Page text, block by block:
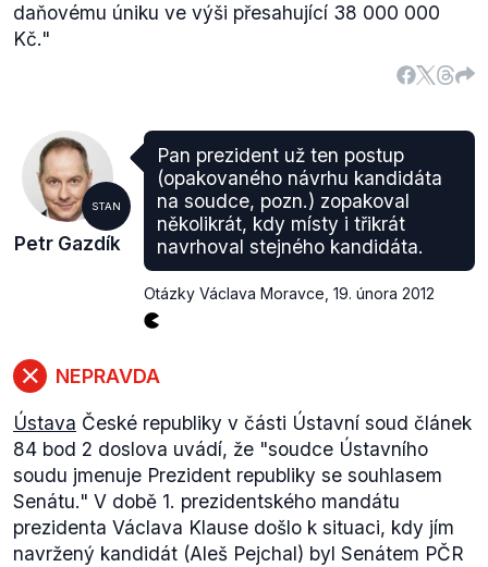
daňovému úniku ve výši přesahující 38 000 000
Kč."
STAN
Petr Gazdík
Pan prezident už ten postup
(opakovaného návrhu kandidáta
na soudce, pozn.) zopakoval
několikrát, kdy místy i třikrát
navrhoval stejného kandidáta.
Otázky Václava Moravce 19. února 2012
NEPRAVDA
Ústava České republiky v části Ústavní soud článek
84 bod 2 doslova uvádí, že "soudce Ústavního
soudu jmenuje Prezident republiky se souhlasem
Senátu." V době 1. prezidentského mandátu
prezidenta Václava Klause došlo k situaci, kdy jím
navržený kandidát (Aleš Pejchal) byl Senátem PČR